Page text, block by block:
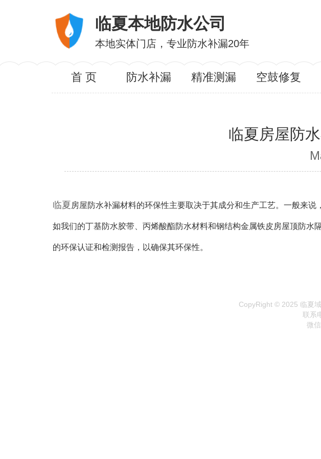
临夏本地防水公司
本地实体门店，专业防水补漏20年
首 页 防水补漏 精准测漏 空鼓修复
临夏房屋防
临夏 房屋防水补漏材料的环保性主要取决于其成分和生产工艺。一般来
如我们的丁基防水胶带、丙烯酸酯防水材料和钢结构金属铁皮房屋顶防
的环保认证和检测报告，以确保其环保性。
CopyRight © 2025 临夏
联系
微